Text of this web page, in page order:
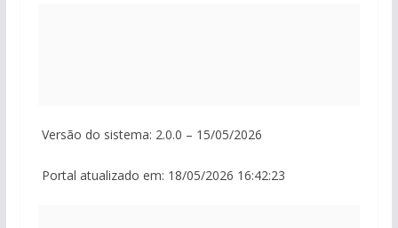
Versão do sistema: 2.0.0 – 15/05/2026
Portal atualizado em: 18/05/2026 16:42:23